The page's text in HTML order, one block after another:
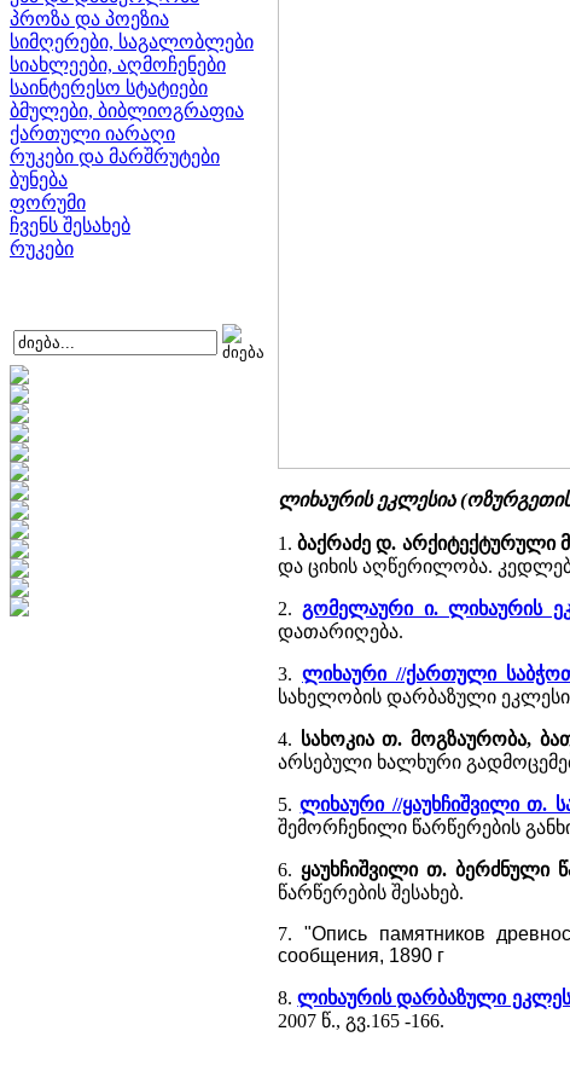
პროზა და პოეზია
სიმღერები, საგალობლები
სიახლეები, აღმოჩენები
საინტერესო სტატიები
ბმულები, ბიბლიოგრაფია
ქართული იარაღი
რუკები და მარშრუტები
ბუნება
ფორუმი
ჩვენს შესახებ
რუკები
ლიხაურის ეკლესია
1.ბაქრაძე დ. არქიტექტურული
და ციხის აღწერილობა.
2.გომელაური ი. ლიხაურის
დათარიღება.
3. ლიხაური //ქართული
სახელობის დარბაზული
4. სახოკია თ. მოგზაურობა,
არსებული ხალხური
5.ლიხაური //ყაუხჩიშვილი თ.
შემორჩენილი წარწერების
6. ყაუხჩიშვილი თ. ბერძნული
წარწერების შესახებ.
7. "Опись памятников
сообщения, 1890 г
8.ლიხაურის დარბაზული
2007 წ., გვ.165 -166.